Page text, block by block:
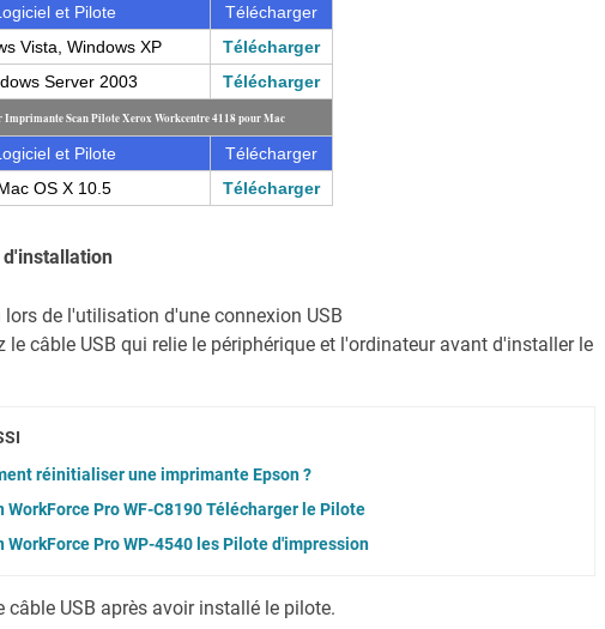
et Pilote
Télécharger
Vista, Windows XP
Télécharger
Server 2003
Télécharger
Imprimante Scan Pilote Xerox Workcentre 4118 pour Mac
et Pilote
Télécharger
OS X 10.5
Télécharger
de l'utilisation d'une connexion USB
le câble USB qui relie le périphérique et l'ordinateur avant d'installer le
réinitialiser une imprimante Epson ?
WorkForce Pro WF-C8190 Télécharger le Pilote
WorkForce Pro WP-4540 les Pilote d'impression
câble USB après avoir installé le pilote.